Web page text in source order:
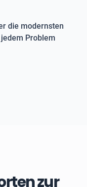
die modernsten
Problem
zur